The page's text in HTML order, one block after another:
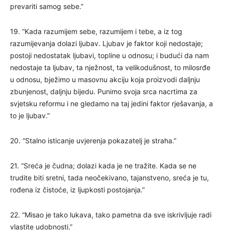
prevariti samog sebe.”
19. “Kada razumijem sebe, razumijem i tebe, a iz tog
razumijevanja dolazi ljubav. Ljubav je faktor koji nedostaje;
postoji nedostatak ljubavi, topline u odnosu; i budući da nam
nedostaje ta ljubav, ta nježnost, ta velikodušnost, to milosrđe
u odnosu, bježimo u masovnu akciju koja proizvodi daljnju
zbunjenost, daljnju bijedu. Punimo svoja srca nacrtima za
svjetsku reformu i ne gledamo na taj jedini faktor rješavanja, a
to je ljubav.”
20. “Stalno isticanje uvjerenja pokazatelj je straha.”
21. “Sreća je čudna; dolazi kada je ne tražite. Kada se ne
trudite biti sretni, tada neočekivano, tajanstveno, sreća je tu,
rođena iz čistoće, iz ljupkosti postojanja.”
22. “Misao je tako lukava, tako pametna da sve iskrivljuje radi
vlastite udobnosti.”